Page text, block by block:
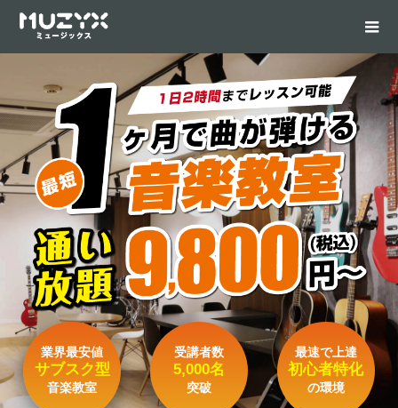
業界最安値
サブスク型
音楽教室
受講者数
5,000名
突破
最速で上達
初心者特化
の環境